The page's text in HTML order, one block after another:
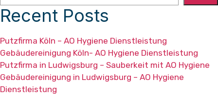
Recent Posts
Putzfirma Köln – AO Hygiene Dienstleistung
Gebäudereinigung Köln- AO Hygiene Dienstleistung
Putzfirma in Ludwigsburg – Sauberkeit mit AO Hygiene
Gebäudereinigung in Ludwigsburg – AO Hygiene
Dienstleistung